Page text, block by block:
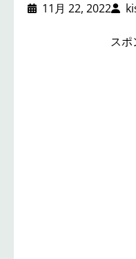
11月 22, 2022
スポ